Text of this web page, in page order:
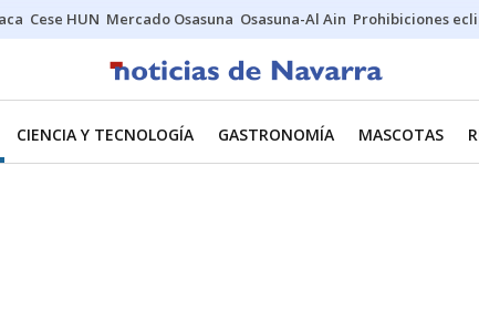
Cese HUN Mercado Osasuna Osasuna-Al Ain Prohibiciones
CIENCIA Y TECNOLOGÍA GASTRONOMÍA MASCOTAS